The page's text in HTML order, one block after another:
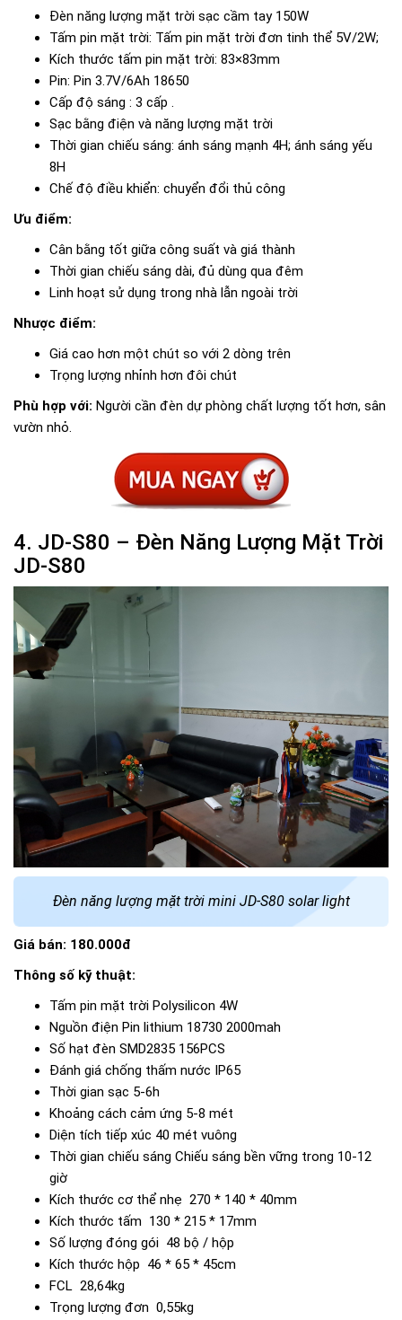
Đèn năng lượng mặt trời sạc cầm tay 150W
Tấm pin mặt trời: Tấm pin mặt trời đơn tinh thể 5V/2W;
Kích thước tấm pin mặt trời: 83×83mm
Pin: Pin 3.7V/6Ah 18650
Cấp độ sáng : 3 cấp .
Sạc bằng điện và năng lượng mặt trời
Thời gian chiếu sáng: ánh sáng mạnh 4H; ánh sáng yếu
8H
Chế độ điều khiển: chuyển đổi thủ công
Ưu điểm:
Cân bằng tốt giữa công suất và giá thành
Thời gian chiếu sáng dài, đủ dùng qua đêm
Linh hoạt sử dụng trong nhà lẫn ngoài trời
Nhược điểm:
Giá cao hơn một chút so với 2 dòng trên
Trọng lượng nhỉnh hơn đôi chút
Phù hợp với: Người cần đèn dự phòng chất lượng tốt hơn, sân
vườn nhỏ.
4. JD-S80 – Đèn Năng Lượng Mặt Trời
JD-S80
Đèn năng lượng mặt trời mini JD-S80 solar light
Giá bán: 180.000đ
Thông số kỹ thuật:
Tấm pin mặt trời Polysilicon 4W
Nguồn điện Pin lithium 18730 2000mah
Số hạt đèn SMD2835 156PCS
Đánh giá chống thấm nước IP65
Thời gian sạc 5-6h
Khoảng cách cảm ứng 5-8 mét
Diện tích tiếp xúc 40 mét vuông
Thời gian chiếu sáng Chiếu sáng bền vững trong 10-12
giờ
Kích thước cơ thể nhẹ 270 * 140 * 40mm
Kích thước tấm 130 * 215 * 17mm
Số lượng đóng gói 48 bộ / hộp
Kích thước hộp 46 * 65 * 45cm
FCL 28,64kg
Trọng lượng đơn 0,55kg